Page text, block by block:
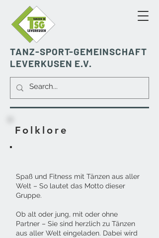
TANZ-SPORT-GEMEINSCHAFT
LEVERKUSEN E.V.
Folklore
Spaß und Fitness mit Tänzen aus aller
Welt – So lautet das Motto dieser
Gruppe.
Ob alt oder jung, mit oder ohne
Partner – Sie sind herzlich zu Tänzen
aus aller Welt eingeladen. Dabei wird